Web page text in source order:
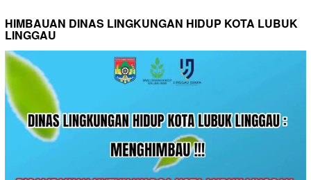
HIMBAUAN DINAS LINGKUNGAN HIDUP KOTA LUBUK
LINGGAU